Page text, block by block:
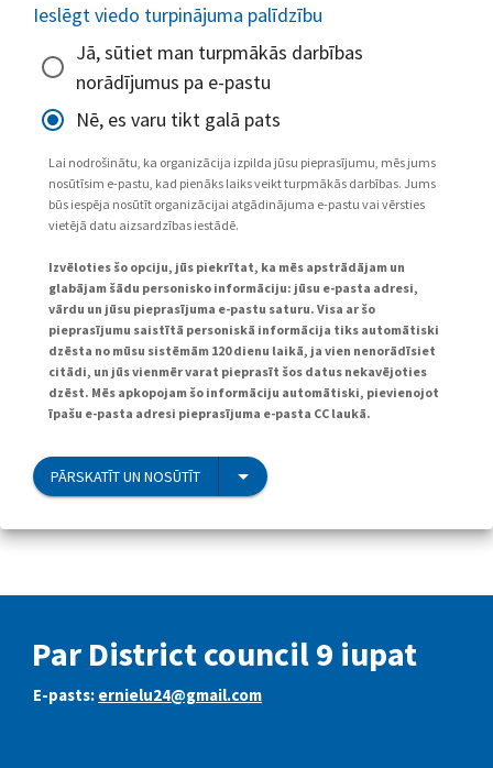
Ieslēgt viedo turpinājuma palīdzību
Jā, sūtiet man turpmākās darbības
norādījumus pa e-pastu
Nē, es varu tikt galā pats
Lai nodrošinātu, ka organizācija izpilda jūsu pieprasījumu, mēs jums
nosūtīsim e-pastu, kad pienāks laiks veikt turpmākās darbības. Jums
būs iespēja nosūtīt organizācijai atgādinājuma e-pastu vai vērsties
vietējā datu aizsardzības iestādē.
Izvēloties šo opciju, jūs piekrītat, ka mēs apstrādājam un
glabājam šādu personisko informāciju: jūsu e-pasta adresi,
vārdu un jūsu pieprasījuma e-pastu saturu. Visa ar šo
pieprasījumu saistītā personiskā informācija tiks automātiski
dzēsta no mūsu sistēmām 120 dienu laikā, ja vien nenorādīsiet
citādi, un jūs vienmēr varat pieprasīt šos datus nekavējoties
dzēst. Mēs apkopojam šo informāciju automātiski, pievienojot
īpašu e-pasta adresi pieprasījuma e-pasta CC laukā.
PĀRSKATĪT UN NOSŪTĪT
Par District council 9 iupat
E-pasts: ernielu24@gmail.com